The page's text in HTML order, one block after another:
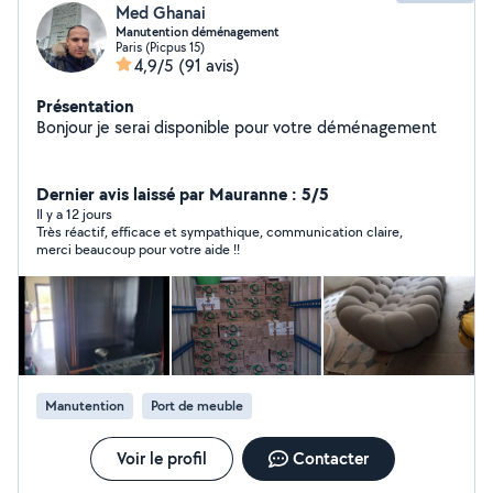
Med Ghanai
Manutention déménagement
Paris (Picpus 15)
4,9/5 (91 avis)
Présentation
Bonjour je serai disponible pour votre déménagement
Dernier avis laissé par Mauranne : 5/5
Il y a 12 jours
Très réactif, efficace et sympathique, communication claire,
merci beaucoup pour votre aide !!
Manutention Port de meuble
Voir le profil Contacter